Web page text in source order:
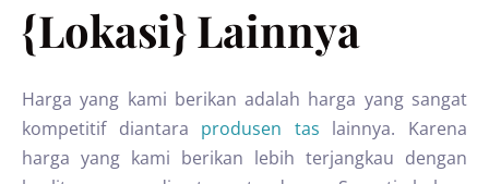
{Lokasi} Lainnya
Harga yang kami berikan adalah harga yang sangat
kompetitif diantara produsen tas lainnya. Karena
harga yang kami berikan lebih terjangkau dengan